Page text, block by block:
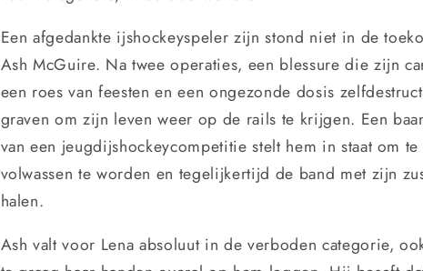
Een afgedankte ijshockeyspeler zijn stond niet in de
Ash McGuire. Na twee operaties, een blessure die zijn
een roes van feesten en een ongezonde dosis
graven om zijn leven weer op de rails te krijgen. Een
van een jeugdijshockeycompetitie stelt hem in staat om
volwassen te worden en tegelijkertijd de band met zijn
halen.
Ash valt voor Lena absoluut in de verboden categorie,